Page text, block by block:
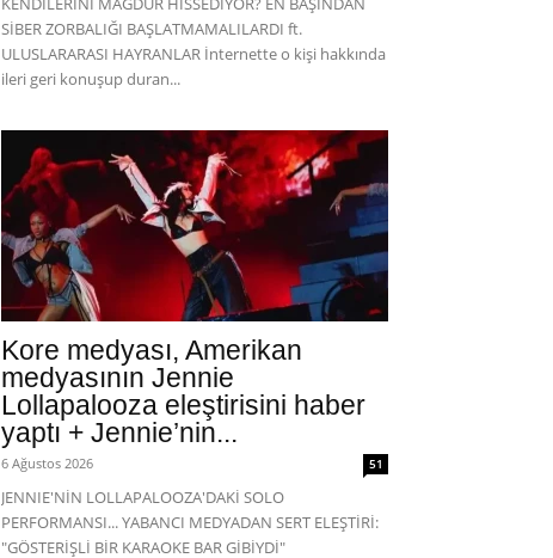
SİBER ZORBALIĞI BAŞLATMAMALILARDI ft.
ULUSLARARASI HAYRANLAR İnternette o kişi hakkında
ileri geri konuşup duran...
Kore medyası, Amerikan
medyasının Jennie
Lollapalooza eleştirisini haber
yaptı + Jennie’nin...
6 Ağustos 2026 51
JENNIE'NİN LOLLAPALOOZA'DAKİ SOLO
PERFORMANSI... YABANCI MEDYADAN SERT ELEŞTİRİ:
"GÖSTERİŞLİ BİR KARAOKE BAR GİBİYDİ"